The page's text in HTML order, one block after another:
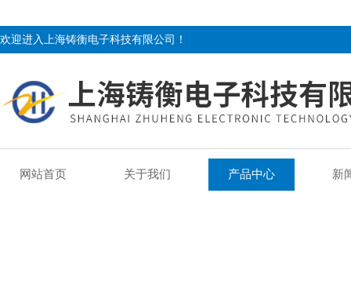
欢迎进入上海铸衡电子科技有限公司！
网站首页 关于我们 产品中心 新